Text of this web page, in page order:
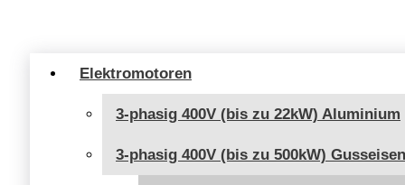
Elektromotoren
3-phasig 400V (bis zu 22kW) Aluminium
3-phasig 400V (bis zu 500kW) Gusseisen